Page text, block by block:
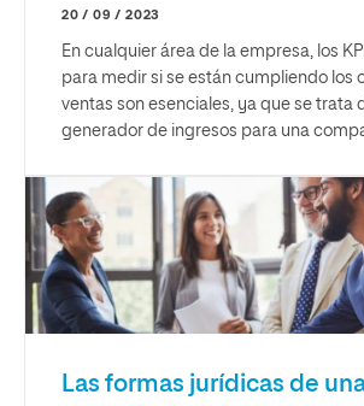
20 / 09 / 2023
En cualquier área de la empresa, los
para medir si se están cumpliendo los
ventas son esenciales, ya que se trata
generador de ingresos para una
Las formas jurídicas de